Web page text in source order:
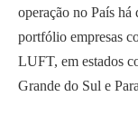
operação no País há
portfólio empresas
LUFT, em estados
Grande do Sul e